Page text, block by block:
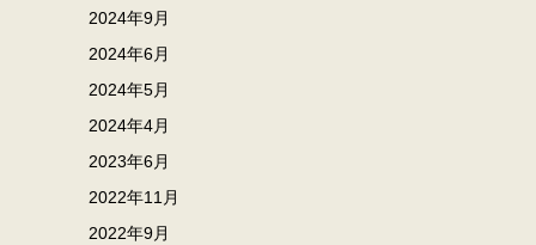
2024年9月
2024年6月
2024年5月
2024年4月
2023年6月
2022年11月
2022年9月